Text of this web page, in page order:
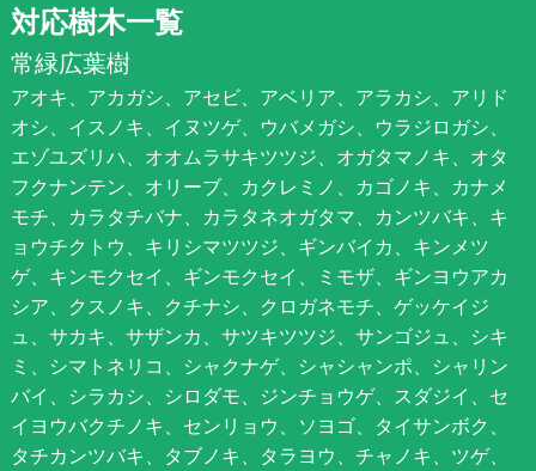
対応樹木一覧
常緑広葉樹
アオキ、アカガシ、アセビ、アベリア、アラカシ、アリド
オシ、イスノキ、イヌツゲ、ウバメガシ、ウラジロガシ、
エゾユズリハ、オオムラサキツツジ、オガタマノキ、オタ
フクナンテン、オリーブ、カクレミノ、カゴノキ、カナメ
モチ、カラタチバナ、カラタネオガタマ、カンツバキ、キ
ョウチクトウ、キリシマツツジ、ギンバイカ、キンメツ
ゲ、キンモクセイ、ギンモクセイ、ミモザ、ギンヨウアカ
シア、クスノキ、クチナシ、クロガネモチ、ゲッケイジ
ュ、サカキ、サザンカ、サツキツツジ、サンゴジュ、シキ
ミ、シマトネリコ、シャクナゲ、シャシャンポ、シャリン
バイ、シラカシ、シロダモ、ジンチョウゲ、スダジイ、セ
イヨウバクチノキ、センリョウ、ソヨゴ、タイサンボク、
タチカンツバキ、タブノキ、タラヨウ、チャノキ、ツゲ、